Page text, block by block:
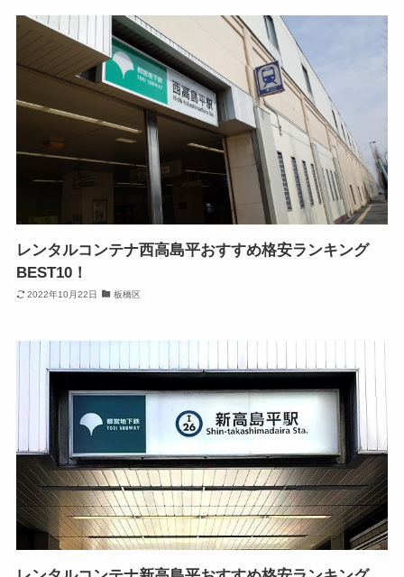
レンタルコンテナ西高島平おすすめ格安ランキング
BEST10！
2022年10月22日 板橋区